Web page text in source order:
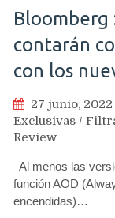
Bloomberg
contarán
con los
27 junio, 2022
Exclusivas /
Review
Al menos las
función AOD
encendidas)…